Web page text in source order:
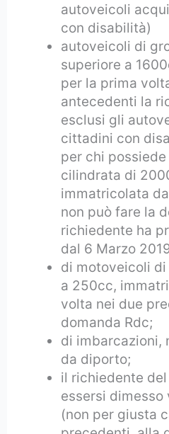
autoveicoli
con disabilità)
autoveicoli di
superiore a
per la prima
antecedenti la
esclusi gli
cittadini con
per chi
cilindrata di
immatricolata
non può fare la
richiedente ha
dal 6 Marzo
di motoveicoli
a 250cc,
volta nei due
domanda Rdc;
di imbarcazioni,
da diporto;
il richiedente
essersi
(non per giusta